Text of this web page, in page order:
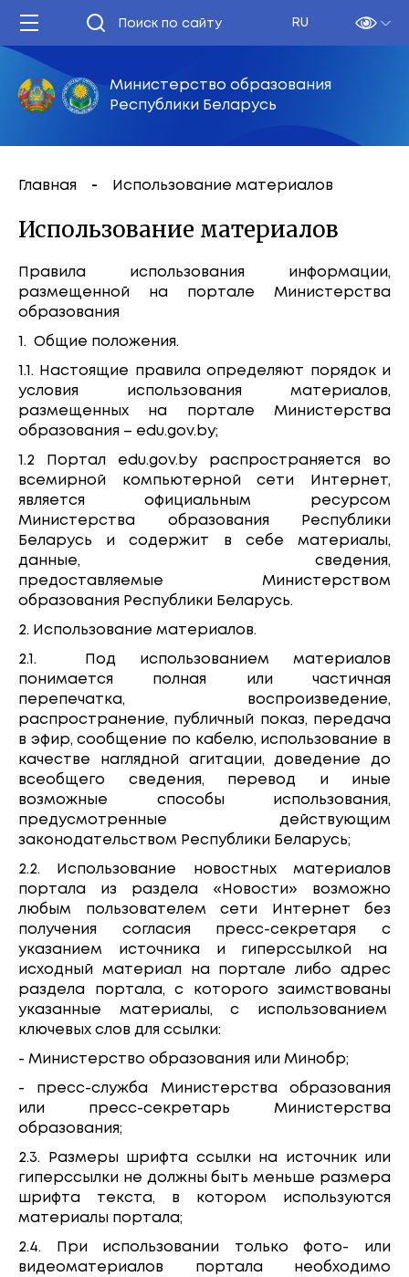
RU
Министерство образования
Республики Беларусь
Главная Использование материалов
Использование материалов
Правила использования информации,
размещенной на портале Министерства
образования
1. Общие положения.
1.1. Настоящие правила определяют порядок и
условия использования материалов,
размещенных на портале Министерства
образования – edu.gov.by;
1.2 Портал edu.gov.by распространяется во
всемирной компьютерной сети Интернет,
является официальным ресурсом
Министерства образования Республики
Беларусь и содержит в себе материалы,
данные, сведения,
предоставляемые Министерством
образования Республики Беларусь.
2. Использование материалов.
2.1. Под использованием материалов
понимается полная или частичная
перепечатка, воспроизведение,
распространение, публичный показ, передача
в эфир, сообщение по кабелю, использование в
качестве наглядной агитации, доведение до
всеобщего сведения, перевод и иные
возможные способы использования,
предусмотренные действующим
законодательством Республики Беларусь;
2.2. Использование новостных материалов
портала из раздела «Новости» возможно
любым пользователем сети Интернет без
получения согласия пресс-секретаря с
указанием источника и гиперссылкой на
исходный материал на портале либо адрес
раздела портала, с которого заимствованы
указанные материалы, с использованием
ключевых слов для ссылки:
- Министерство образования или Минобр;
- пресс-служба Министерства образования
или пресс-секретарь Министерства
образования;
2.3. Размеры шрифта ссылки на источник или
гиперссылки не должны быть меньше размера
шрифта текста, в котором используются
материалы портала;
2.4. При использовании только фото- или
видеоматериалов портала необходимо